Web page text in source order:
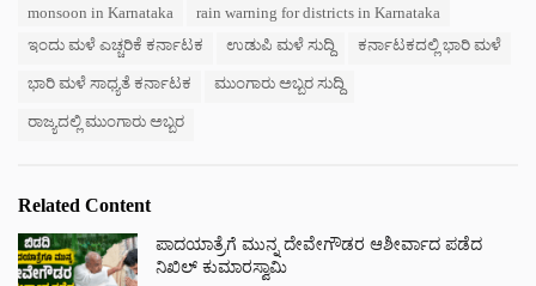
monsoon in Karnataka
rain warning for districts in Karnataka
ಇಂದು ಮಳೆ ಎಚ್ಚರಿಕೆ ಕರ್ನಾಟಕ
ಉಡುಪಿ ಮಳೆ ಸುದ್ದಿ ಕರ್ನಾಟಕದಲ್ಲಿ ಭಾರಿ ಮಳೆ
ಭಾರಿ ಮಳೆ ಸಾಧ್ಯತೆ ಕರ್ನಾಟಕ ಮುಂಗಾರು ಅಬ್ಬರ ಸುದ್ದಿ
ರಾಜ್ಯದಲ್ಲಿ ಮುಂಗಾರು ಅಬ್ಬರ
Related Content
ಪಾದಯಾತ್ರೆಗೆ ಮುನ್ನ ದೇವೇಗೌಡರ ಆಶೀರ್ವಾದ ಪಡೆದ
ನಿಖಿಲ್ ಕುಮಾರಸ್ವಾಮಿ